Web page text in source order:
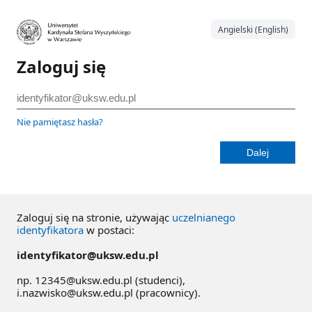
Angielski (English)
Zaloguj się
Nie pamiętasz hasła?
Zaloguj się na stronie, używając uczelnianego
identyfikatora w postaci:
identyfikator@uksw.edu.pl
np. 12345@uksw.edu.pl (studenci),
i.nazwisko@uksw.edu.pl (pracownicy).